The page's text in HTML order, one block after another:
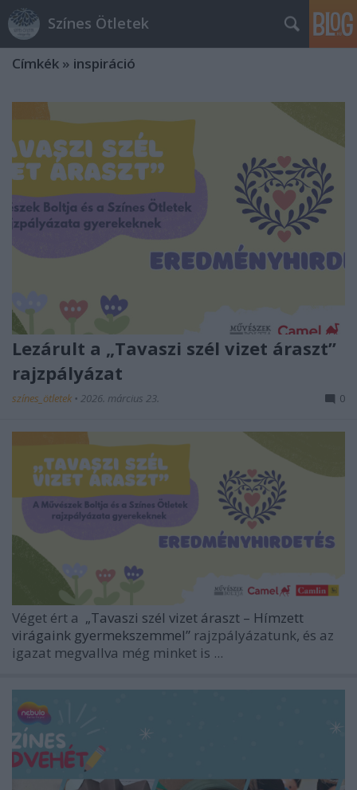
Színes Ötletek
Címkék » inspiráció
Lezárult a „Tavaszi szél vizet áraszt”
rajzpályázat
színes_ötletek • 2026. március 23. 0
Véget ért a „Tavaszi szél vizet áraszt – Hímzett
virágaink gyermekszemmel” rajzpályázatunk, és az
igazat megvallva még minket is ...